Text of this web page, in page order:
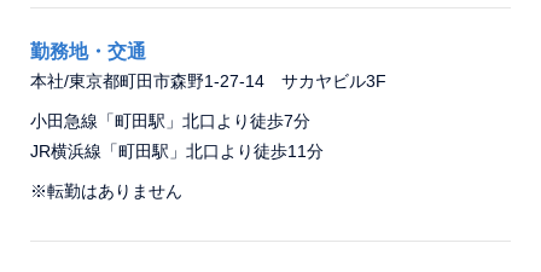
勤務地・交通
本社/東京都町田市森野1‐27‐14 サカヤビル3F
小田急線「町田駅」北口より徒歩7分
JR横浜線「町田駅」北口より徒歩11分
※転勤はありません